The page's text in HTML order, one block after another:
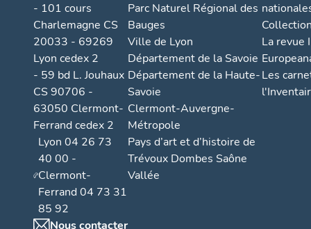
- 101 cours
Charlemagne CS
20033 - 69269
Lyon cedex 2
- 59 bd L. Jouhaux
CS 90706 -
63050 Clermont-
Ferrand cedex 2
Lyon 04 26 73
40 00 -
Clermont-
Ferrand 04 73 31
85 92
Nous contacter
Parc Naturel Régional des
Bauges
Ville de Lyon
Département de la Savoie
Département de la Haute-
Savoie
Clermont-Auvergne-
Métropole
Pays d’art et d’histoire de
Trévoux Dombes Saône
Vallée
La revue
Les